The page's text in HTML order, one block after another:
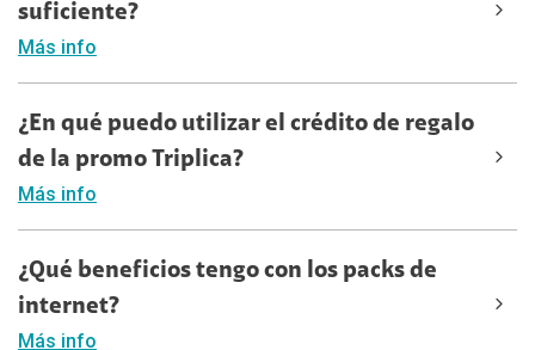
suficiente?
Más info
¿En qué puedo utilizar el crédito de regalo
de la promo Triplica?
Más info
¿Qué beneficios tengo con los packs de
internet?
Más info